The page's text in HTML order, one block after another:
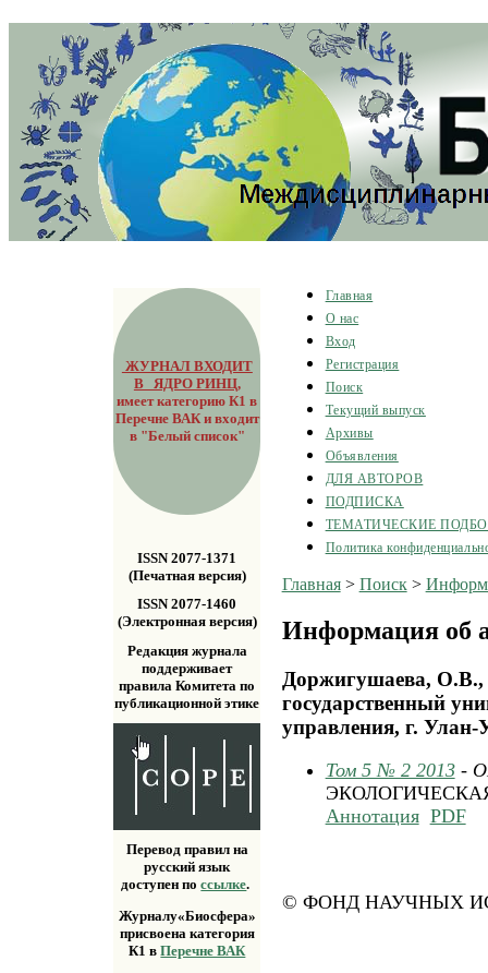
ЖУРНАЛ ВХОДИТ
В ЯДРО РИНЦ,
имеет категорию К1 в
Перечне ВАК и входит
в "Белый список"
ISSN 2077-1371
(Печатная версия)
ISSN 2077-1460
(Электронная версия)
Редакция журнала
поддерживает
правила Комитета по
публикационной этике
Перевод правил на
русский язык
доступен поссылке.
Журналу«Биосфера»
присвоена категория
К1 вПеречне ВАК
Главная
О нас
Вход
Регистрация
Поиск
Текущий выпуск
Архивы
Объявления
ДЛЯ АВТОРОВ
ПОДПИСКА
ТЕМАТИЧЕСКИЕ
Политика
Главная> Поиск>
Информация об
Доржигушаева, О.В.,
государственный
управления, г. Улан-
Том 5 № 2 2013-
Аннотация PDF
© ФОНД НАУЧНЫХ